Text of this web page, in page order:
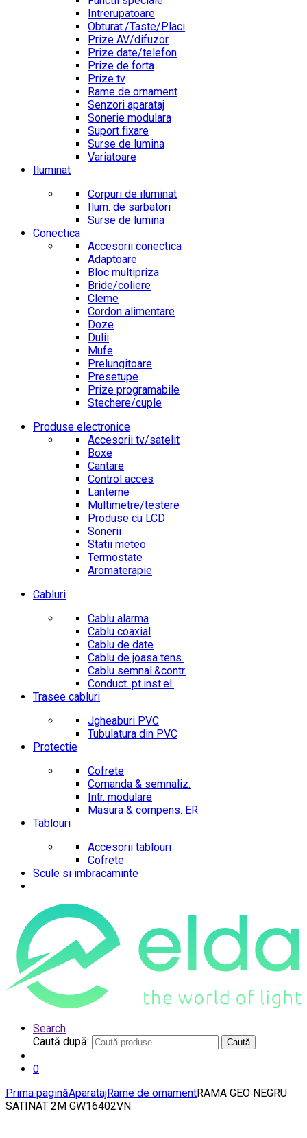
Intrerupatoare
Obturat./Taste/Placi
Prize AV/difuzor
Prize date/telefon
Prize de forta
Prize tv
Rame de ornament
Senzori aparataj
Sonerie modulara
Suport fixare
Surse de lumina
Variatoare
Iluminat
Corpuri de iluminat
Ilum. de sarbatori
Surse de lumina
Conectica
Accesorii conectica
Adaptoare
Bloc multipriza
Bride/coliere
Cleme
Cordon alimentare
Doze
Dulii
Mufe
Prelungitoare
Presetupe
Prize programabile
Stechere/cuple
Produse electronice
Accesorii tv/satelit
Boxe
Cantare
Control acces
Lanterne
Multimetre/testere
Produse cu LCD
Sonerii
Statii meteo
Termostate
Aromaterapie
Cabluri
Cablu alarma
Cablu coaxial
Cablu de date
Cablu de joasa tens.
Cablu semnal.&contr.
Conduct. pt.inst.el.
Trasee cabluri
Jgheaburi PVC
Tubulatura din PVC
Protectie
Cofrete
Comanda & semnaliz.
Intr. modulare
Masura & compens. ER
Tablouri
Accesorii tablouri
Cofrete
Scule si imbracaminte
Search
Caută după:
Caută
0
Prima paginăAparatajRame de ornamentRAMA GEO NEGRU
SATINAT 2M GW16402VN